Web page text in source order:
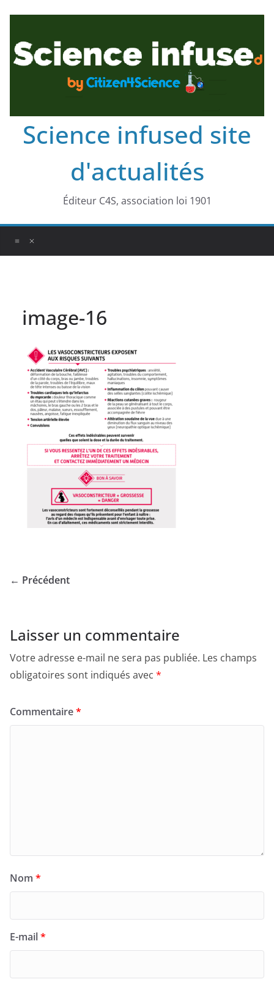
Science infused site
d'actualités
Éditeur C4S, association loi 1901
image-16
← Précédent
Laisser un commentaire
Votre adresse e-mail ne sera pas publiée. Les champs
obligatoires sont indiqués avec *
Commentaire*
Nom *
E-mail*